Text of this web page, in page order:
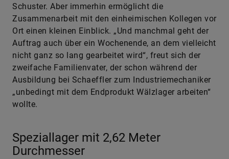
Schuster. Aber immerhin ermöglicht die
Zusammenarbeit mit den einheimischen Kollegen vor
Ort einen kleinen Einblick. „Und manchmal geht der
Auftrag auch über ein Wochenende, an dem vielleicht
nicht ganz so lang gearbeitet wird“, freut sich der
zweifache Familienvater, der schon während der
Ausbildung bei Schaeffler zum Industriemechaniker
„unbedingt mit dem Endprodukt Wälzlager arbeiten“
wollte.
Speziallager mit 2,62 Meter
Durchmesser